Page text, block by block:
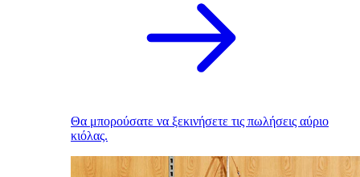
Θα μπορούσατε να ξεκινήσετε τις πωλήσεις αύριο
κιόλας.